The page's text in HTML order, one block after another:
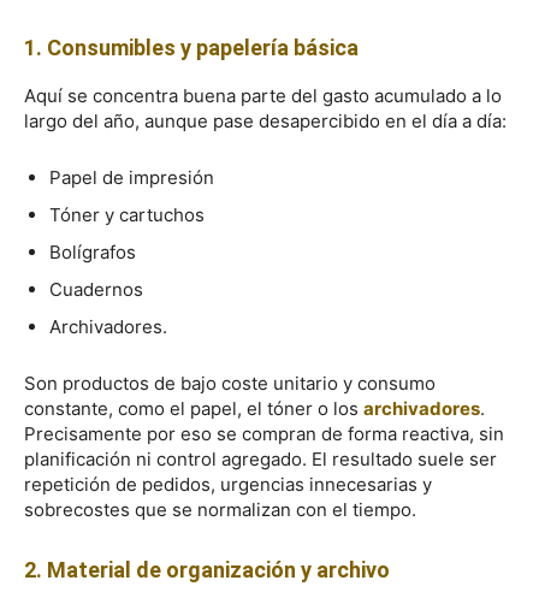
1. Consumibles y papelería básica
Aquí se concentra buena parte del gasto acumulado a lo
largo del año, aunque pase desapercibido en el día a día:
Papel de impresión
Tóner y cartuchos
Bolígrafos
Cuadernos
Archivadores.
Son productos de bajo coste unitario y consumo
constante, como el papel, el tóner o los archivadores.
Precisamente por eso se compran de forma reactiva, sin
planificación ni control agregado. El resultado suele ser
repetición de pedidos, urgencias innecesarias y
sobrecostes que se normalizan con el tiempo.
2. Material de organización y archivo